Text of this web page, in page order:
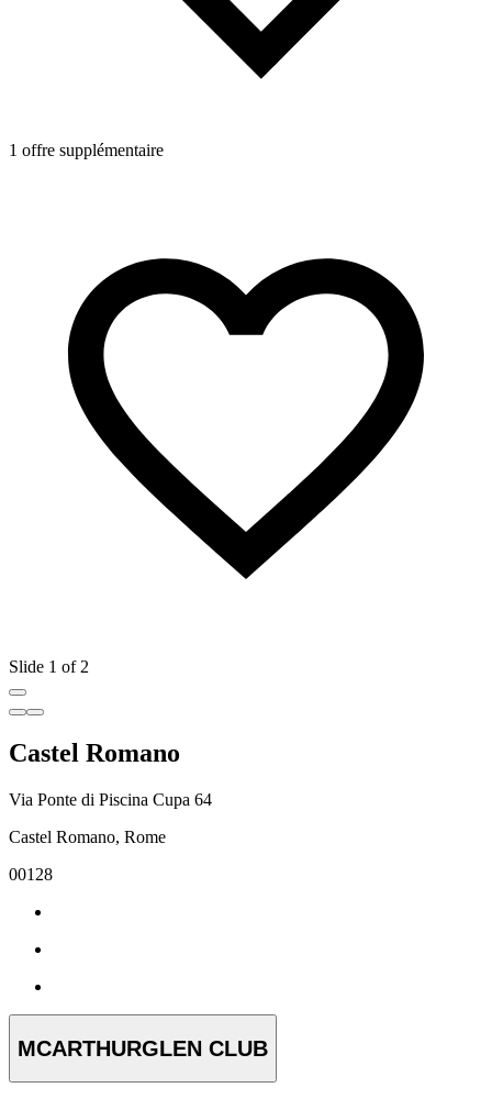
1 offre supplémentaire
Slide 1 of 2
Castel Romano
Via Ponte di Piscina Cupa 64
Castel Romano, Rome
00128
MCARTHURGLEN CLUB